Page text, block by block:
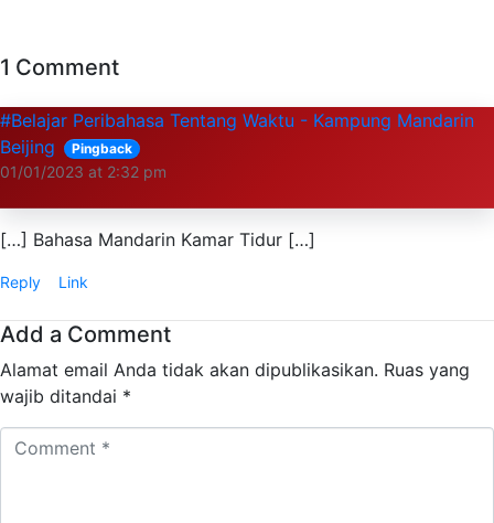
1 Comment
#Belajar Peribahasa Tentang Waktu - Kampung Mandarin
Beijing
Pingback
01/01/2023 at 2:32 pm
[…] Bahasa Mandarin Kamar Tidur […]
Reply Link
Add a Comment
Alamat email Anda tidak akan dipublikasikan. Ruas yang
wajib ditandai *
Comment